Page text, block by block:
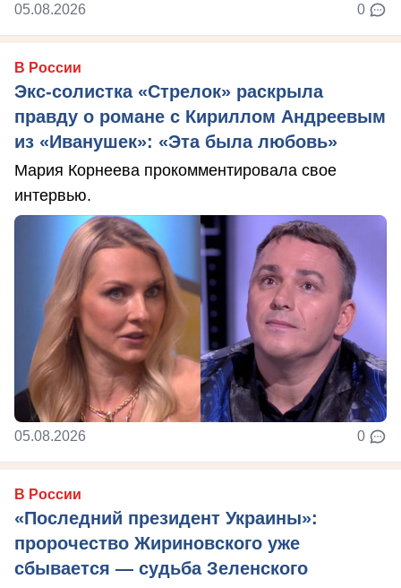
05.08.2026 0
В России
Экс-солистка «Стрелок» раскрыла
правду о романе с Кириллом Андреевым
из «Иванушек»: «Эта была любовь»
Мария Корнеева прокомментировала свое
интервью.
05.08.2026 0
В России
«Последний президент Украины»:
пророчество Жириновского уже
сбывается — судьба Зеленского